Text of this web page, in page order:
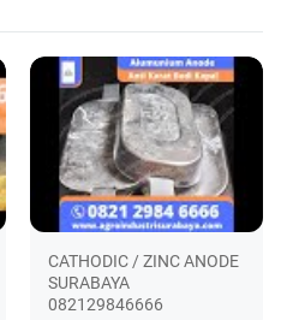
CATHODIC / ZINC ANODE
SURABAYA
082129846666